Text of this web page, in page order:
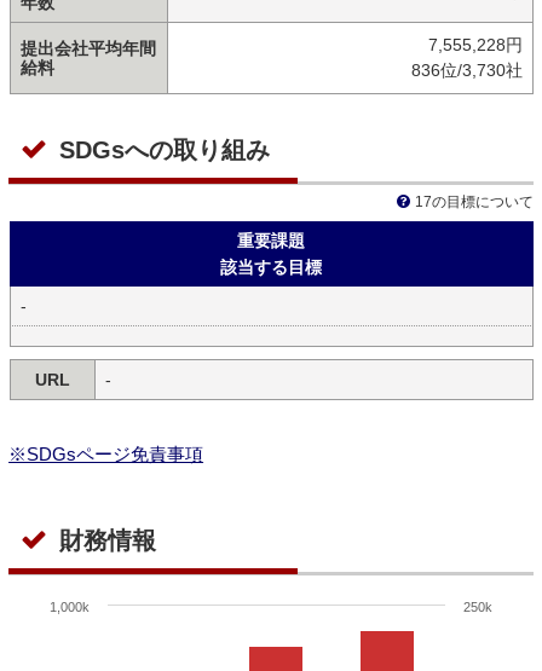
提出会社平均年間
給料
7,555,228円
836位/3,730社
SDGsへの取り組み
17の目標について
重要課題
該当する目標
-
URL -
※SDGsページ免責事項
財務情報
1,000k 250k